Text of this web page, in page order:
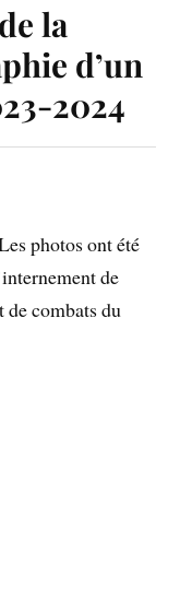
la
d’un
2024
photos ont été
de
combats du